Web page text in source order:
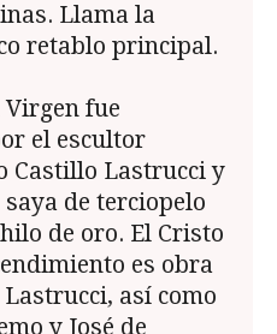
Llama la
retablo principal.
fue
el escultor
Castillo Lastrucci y
de terciopelo
de oro. El Cristo
es obra
Lastrucci, así como
y José de